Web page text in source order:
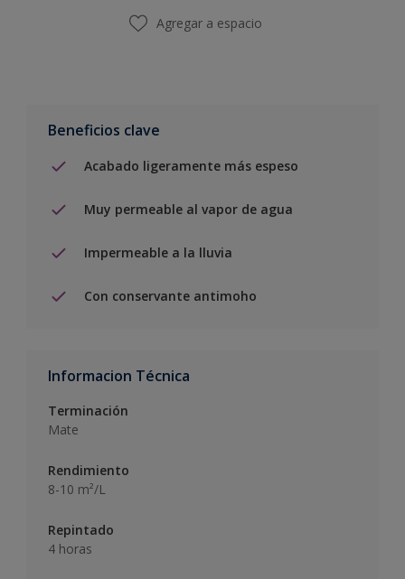
Agregar a espacio
Beneficios clave
Acabado ligeramente más espeso
Muy permeable al vapor de agua
Impermeable a la lluvia
Con conservante antimoho
Informacion Técnica
Terminación
Mate
Rendimiento
8-10 m²/L
Repintado
4 horas